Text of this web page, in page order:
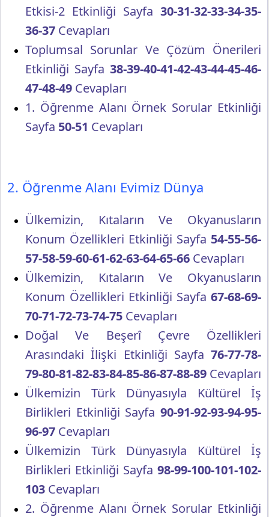
Etkisi-2 Etkinliği Sayfa 30-31-32-33-34-35-
36-37 Cevapları
Toplumsal Sorunlar Ve Çözüm Önerileri
Etkinliği Sayfa 38-39-40-41-42-43-44-45-46-
47-48-49 Cevapları
1. Öğrenme Alanı Örnek Sorular Etkinliği
Sayfa 50-51 Cevapları
2. Öğrenme Alanı Evimiz Dünya
Ülkemizin, Kıtaların Ve Okyanusların
Konum Özellikleri Etkinliği Sayfa 54-55-56-
57-58-59-60-61-62-63-64-65-66 Cevapları
Ülkemizin, Kıtaların Ve Okyanusların
Konum Özellikleri Etkinliği Sayfa 67-68-69-
70-71-72-73-74-75 Cevapları
Doğal Ve Beşerî Çevre Özellikleri
Arasındaki İlişki Etkinliği Sayfa 76-77-78-
79-80-81-82-83-84-85-86-87-88-89 Cevapları
Ülkemizin Türk Dünyasıyla Kültürel İş
Birlikleri Etkinliği Sayfa 90-91-92-93-94-95-
96-97 Cevapları
Ülkemizin Türk Dünyasıyla Kültürel İş
Birlikleri Etkinliği Sayfa 98-99-100-101-102-
103 Cevapları
2. Öğrenme Alanı Örnek Sorular Etkinliği